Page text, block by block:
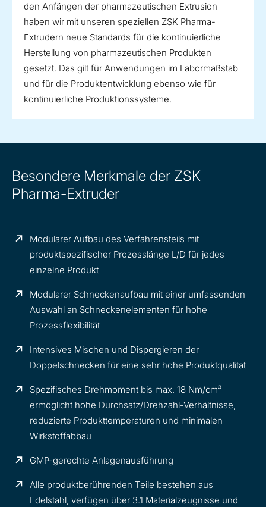
den Anfängen der pharmazeutischen Extrusion
haben wir mit unseren speziellen ZSK Pharma-
Extrudern neue Standards für die kontinuierliche
Herstellung von pharmazeutischen Produkten
gesetzt. Das gilt für Anwendungen im Labormaßstab
und für die Produktentwicklung ebenso wie für
kontinuierliche Produktionssysteme.
Besondere Merkmale der ZSK
Pharma-Extruder
Modularer Aufbau des Verfahrensteils mit
produktspezifischer Prozesslänge L/D für jedes
einzelne Produkt
Modularer Schneckenaufbau mit einer umfassenden
Auswahl an Schneckenelementen für hohe
Prozessflexibilität
Intensives Mischen und Dispergieren der
Doppelschnecken für eine sehr hohe Produktqualität
Spezifisches Drehmoment bis max. 18 Nm/cm³
ermöglicht hohe Durchsatz/Drehzahl-Verhältnisse,
reduzierte Produkttemperaturen und minimalen
Wirkstoffabbau
GMP-gerechte Anlagenausführung
Alle produktberührenden Teile bestehen aus
Edelstahl, verfügen über 3.1 Materialzeugnisse und